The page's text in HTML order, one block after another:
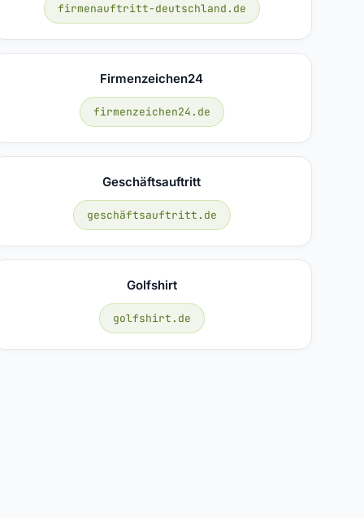
firmenauftritt-deutschland.de
Firmenzeichen24
firmenzeichen24.de
Geschäftsauftritt
geschäftsauftritt.de
Golfshirt
golfshirt.de